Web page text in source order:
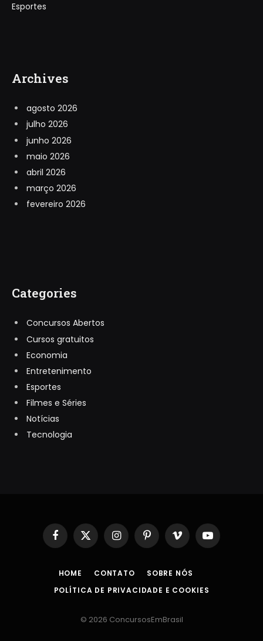
Esportes
Archives
agosto 2026
julho 2026
junho 2026
maio 2026
abril 2026
março 2026
fevereiro 2026
Categories
Concursos Abertos
Cursos gratuitos
Economia
Entretenimento
Esportes
Filmes e Séries
Notícias
Tecnologia
Facebook
X
(Twitter)
InstagramPinterestVimeo YouTube
HOME CONTATO
SOBRE NÓS
POLÍTICA DE PRIVACIDADE E COOKIES
© 2026 ConcursosEmBrasil